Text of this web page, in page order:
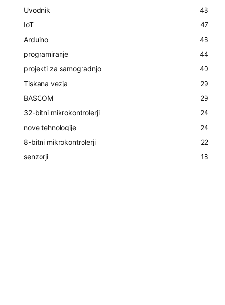
Uvodnik
48
IoT
47
Arduino
46
programiranje
44
projekti za samogradnjo
40
Tiskana vezja
29
BASCOM
29
32-bitni mikrokontrolerji
24
nove tehnologije
24
8-bitni mikrokontrolerji
22
senzorji
18